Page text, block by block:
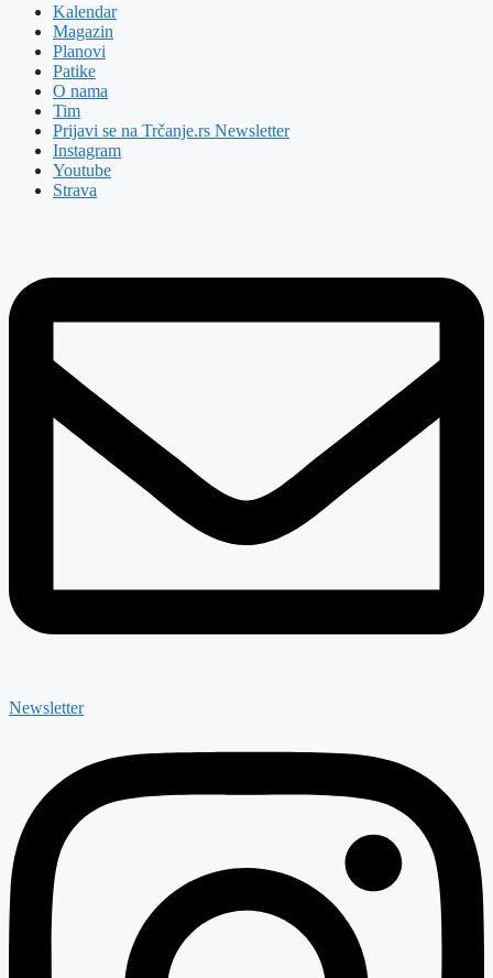
Kalendar
Magazin
Planovi
Patike
O nama
Tim
Prijavi se na Trčanje.rs Newsletter
Instagram
Youtube
Strava
Newsletter